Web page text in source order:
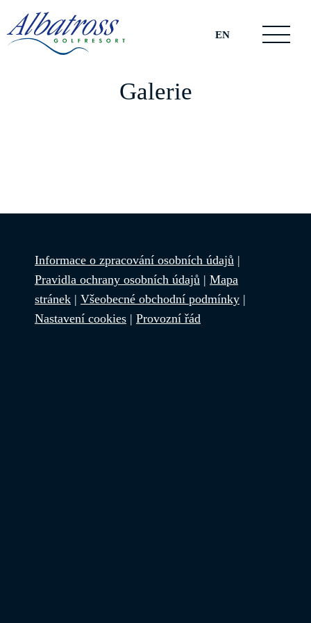
EN
Galerie
Informace o zpracování osobních údajů |
Pravidla ochrany osobních údajů | Mapa
stránek | Všeobecné obchodní podmínky |
Nastavení cookies | Provozní řád